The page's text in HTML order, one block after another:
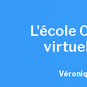
L'école